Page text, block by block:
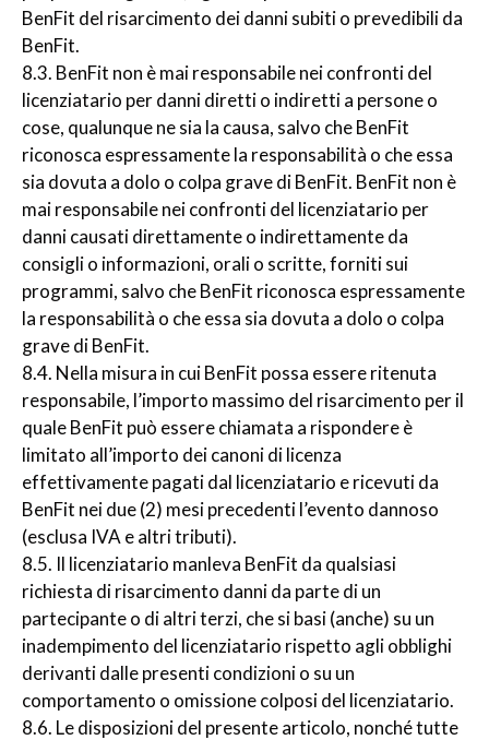
BenFit del risarcimento dei danni subiti o prevedibili da
BenFit.
8.3. BenFit non è mai responsabile nei confronti del
licenziatario per danni diretti o indiretti a persone o
cose, qualunque ne sia la causa, salvo che BenFit
riconosca espressamente la responsabilità o che essa
sia dovuta a dolo o colpa grave di BenFit. BenFit non è
mai responsabile nei confronti del licenziatario per
danni causati direttamente o indirettamente da
consigli o informazioni, orali o scritte, forniti sui
programmi, salvo che BenFit riconosca espressamente
la responsabilità o che essa sia dovuta a dolo o colpa
grave di BenFit.
8.4. Nella misura in cui BenFit possa essere ritenuta
responsabile, l’importo massimo del risarcimento per il
quale BenFit può essere chiamata a rispondere è
limitato all’importo dei canoni di licenza
effettivamente pagati dal licenziatario e ricevuti da
BenFit nei due (2) mesi precedenti l’evento dannoso
(esclusa IVA e altri tributi).
8.5. Il licenziatario manleva BenFit da qualsiasi
richiesta di risarcimento danni da parte di un
partecipante o di altri terzi, che si basi (anche) su un
inadempimento del licenziatario rispetto agli obblighi
derivanti dalle presenti condizioni o su un
comportamento o omissione colposi del licenziatario.
8.6. Le disposizioni del presente articolo, nonché tutte